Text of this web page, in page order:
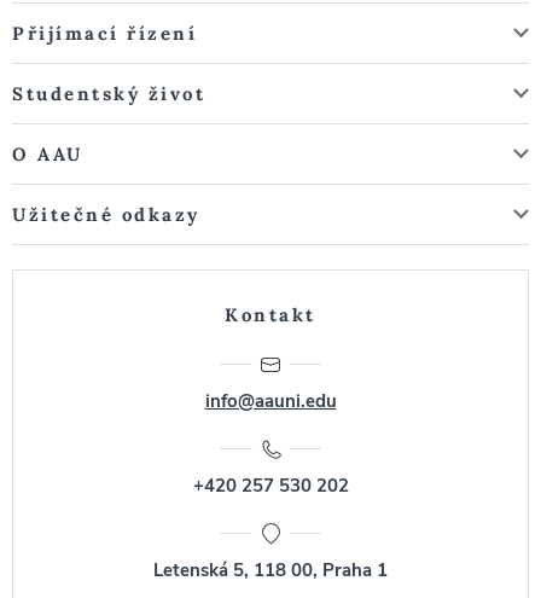
Přijímací řízení
Studentský život
O AAU
Užitečné odkazy
Kontakt
info@aauni.edu
+420 257 530 202
Letenská 5, 118 00, Praha 1